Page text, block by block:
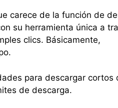
carece de la función de
su herramienta única a
clics. Básicamente,
para descargar cortos
de descarga.